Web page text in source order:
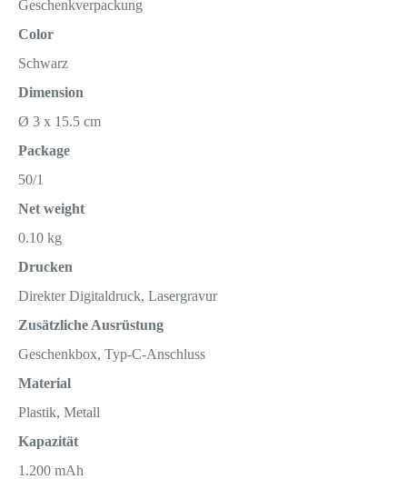
Geschenkverpackung
Color
Schwarz
Dimension
Ø 3 x 15.5 cm
Package
50/1
Net weight
0.10 kg
Drucken
Direkter Digitaldruck, Lasergravur
Zusätzliche Ausrüstung
Geschenkbox, Typ-C-Anschluss
Material
Plastik, Metall
Kapazität
1.200 mAh